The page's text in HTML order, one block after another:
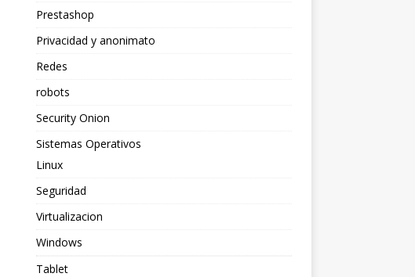
Prestashop
Privacidad y anonimato
Redes
robots
Security Onion
Sistemas Operativos
Linux
Seguridad
Virtualizacion
Windows
Tablet